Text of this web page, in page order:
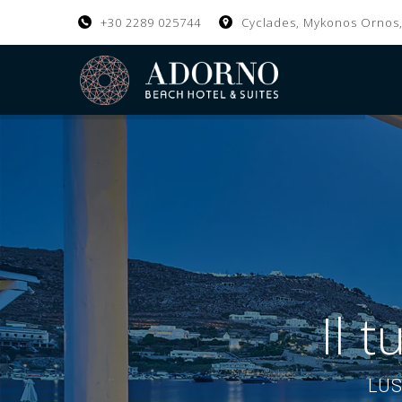
+30 2289 025744 Cyclades, Mykonos
Il